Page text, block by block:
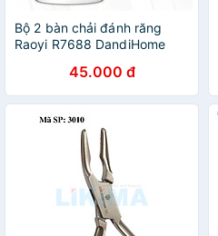
Bộ 2 bàn chải đánh răng
Raoyi R7688 DandiHome
45.000 đ